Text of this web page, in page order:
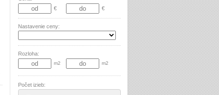
€
€
Nastavenie ceny:
Rozloha:
m2 m2
Počet izieb: